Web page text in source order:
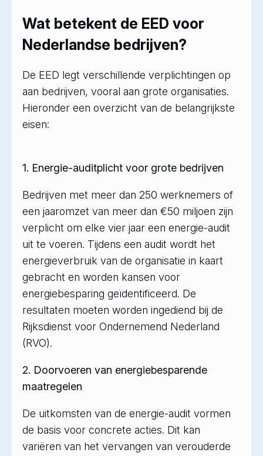
Wat betekent de EED voor
Nederlandse bedrijven?
De EED legt verschillende verplichtingen op
aan bedrijven, vooral aan grote organisaties.
Hieronder een overzicht van de belangrijkste
eisen:
1. Energie-auditplicht voor grote bedrijven
Bedrijven met meer dan 250 werknemers of
een jaaromzet van meer dan €50 miljoen zijn
verplicht om elke vier jaar een energie-audit
uit te voeren. Tijdens een audit wordt het
energieverbruik van de organisatie in kaart
gebracht en worden kansen voor
energiebesparing geïdentificeerd. De
resultaten moeten worden ingediend bij de
Rijksdienst voor Ondernemend Nederland
(RVO).
2. Doorvoeren van energiebesparende
maatregelen
De uitkomsten van de energie-audit vormen
de basis voor concrete acties. Dit kan
variëren van het vervangen van verouderde